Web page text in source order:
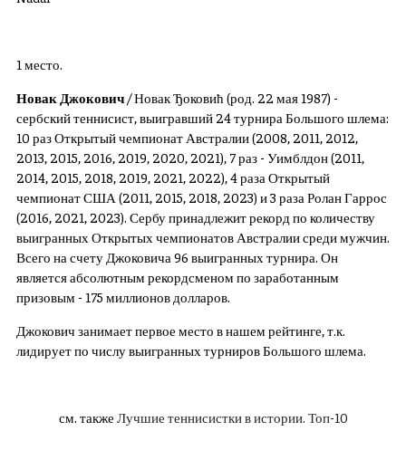
1 место.
Новак Джокович / Новак Ђоковић (род. 22 мая 1987) -
сербский теннисист, выигравший 24 турнира Большого шлема:
10 раз Открытый чемпионат Австралии (2008, 2011, 2012,
2013, 2015, 2016, 2019, 2020, 2021), 7 раз - Уимблдон (2011,
2014, 2015, 2018, 2019, 2021, 2022), 4 раза Открытый
чемпионат США (2011, 2015, 2018, 2023) и 3 раза Ролан Гаррос
(2016, 2021, 2023). Сербу принадлежит рекорд по количеству
выигранных Открытых чемпионатов Австралии среди мужчин.
Всего на счету Джоковича 96 выигранных турнира. Он
является абсолютным рекордсменом по заработанным
призовым - 175 миллионов долларов.
Джокович занимает первое место в нашем рейтинге, т.к.
лидирует по числу выигранных турниров Большого шлема.
см. также Лучшие теннисистки в истории. Топ-10